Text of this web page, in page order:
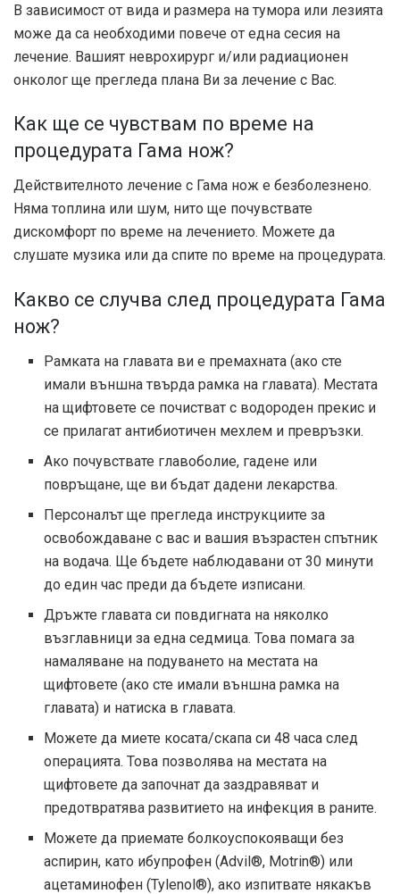
В зависимост от вида и размера на тумора или лезията
може да са необходими повече от една сесия на
лечение. Вашият неврохирург и/или радиационен
онколог ще прегледа плана Ви за лечение с Вас.
Как ще се чувствам по време на
процедурата Гама нож?
Действителното лечение с Гама нож е безболезнено.
Няма топлина или шум, нито ще почувствате
дискомфорт по време на лечението. Можете да
слушате музика или да спите по време на процедурата.
Какво се случва след процедурата Гама
нож?
Рамката на главата ви е премахната (ако сте
имали външна твърда рамка на главата). Местата
на щифтовете се почистват с водороден прекис и
се прилагат антибиотичен мехлем и превръзки.
Ако почувствате главоболие, гадене или
повръщане, ще ви бъдат дадени лекарства.
Персоналът ще прегледа инструкциите за
освобождаване с вас и вашия възрастен спътник
на водача. Ще бъдете наблюдавани от 30 минути
до един час преди да бъдете изписани.
Дръжте главата си повдигната на няколко
възглавници за една седмица. Това помага за
намаляване на подуването на местата на
щифтовете (ако сте имали външна рамка на
главата) и натиска в главата.
Можете да миете косата/скапа си 48 часа след
операцията. Това позволява на местата на
щифтовете да започнат да заздравяват и
предотвратява развитието на инфекция в раните.
Можете да приемате болкоуспокояващи без
аспирин, като ибупрофен (Advil®, Motrin®) или
ацетаминофен (Tylenol®), ако изпитвате някакъв